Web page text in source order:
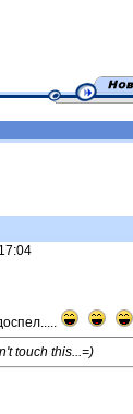
touch this...=)